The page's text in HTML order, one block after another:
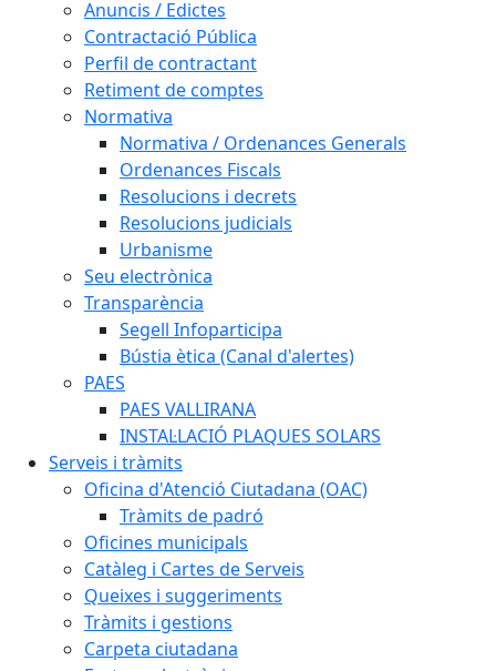
Anuncis / Edictes
Contractació Pública
Perfil de contractant
Retiment de comptes
Normativa
Normativa / Ordenances Generals
Ordenances Fiscals
Resolucions i decrets
Resolucions judicials
Urbanisme
Seu electrònica
Transparència
Segell Infoparticipa
Bústia ètica (Canal d'alertes)
PAES
PAES VALLIRANA
INSTAL·LACIÓ PLAQUES SOLARS
Serveis i tràmits
Oficina d'Atenció Ciutadana (OAC)
Tràmits de padró
Oficines municipals
Catàleg i Cartes de Serveis
Queixes i suggeriments
Tràmits i gestions
Carpeta ciutadana